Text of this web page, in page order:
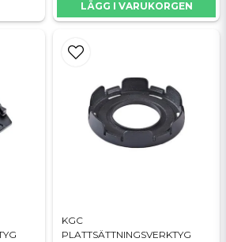
LÄGG I VARUKORGEN
KGC
PLATTSÄTTNINGSVERKTYG